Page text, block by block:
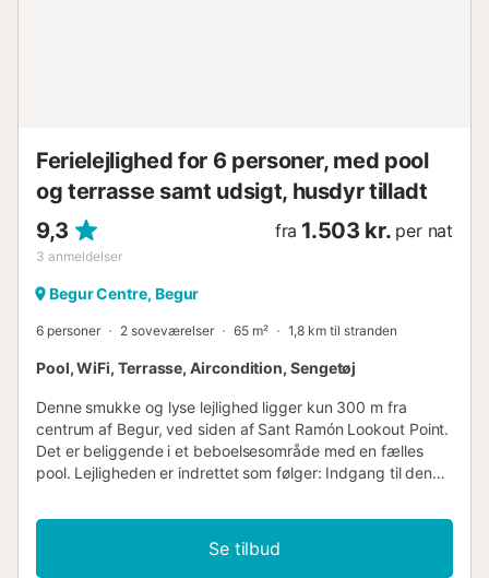
Ferielejlighed for 6 personer, med pool
og terrasse samt udsigt, husdyr tilladt
9,3
3 anmeldelser
fra 1.503 kr. per nat
Begur Centre, Begur
6 personer 2 soveværelser 65 m² 1,8 km til stranden
Pool, WiFi, Terrasse, Aircondition, Sengetøj
Denne smukke og lyse lejlighed ligger kun 300 m fra
centrum af Begur, ved siden af Sant Ramón Lookout Point.
Det er beliggende i et beboelsesområde med en fælles
pool. Lejligheden er indrettet som følger: Indgang til den
og to soveværelser, et med dobbeltseng og det andet
med en køjeseng. Skal have denne lejlighed er en smuk
terrasse med panoramaudsigt over havet og bjergene,
Se tilbud